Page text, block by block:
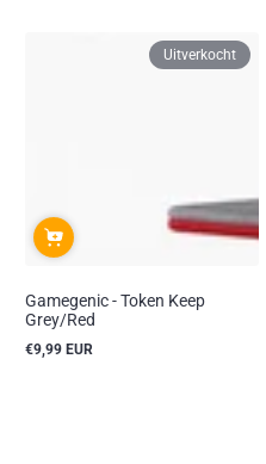
Uitverkocht
Gamegenic - Token Keep
Grey/Red
Reguliere
€9,99 EUR